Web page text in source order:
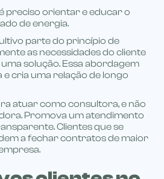
preciso orientar e educar o
de energia.
parte do princípio de
as necessidades do cliente
solução. Essa abordagem
cria uma relação de longo
atuar como consultora, e não
Promova um atendimento
Clientes que se
a fechar contratos de maior